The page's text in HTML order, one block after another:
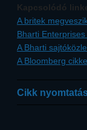
Kapcsolódó
A britek
Bharti Enterprises
A Bharti
A Bloomberg
Cikk